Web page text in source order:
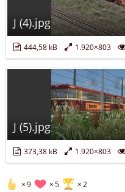
J (4).jpg
444,58 kB 1.920×803
J (5).jpg
373,38 kB 1.920×803
9 5 2